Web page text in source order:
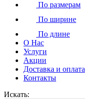
По размерам
По ширине
По длине
О Нас
Услуги
Акции
Доставка и оплата
Контакты
Искать: